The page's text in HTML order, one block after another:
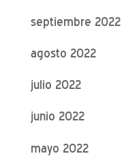
septiembre 2022
agosto 2022
julio 2022
junio 2022
mayo 2022